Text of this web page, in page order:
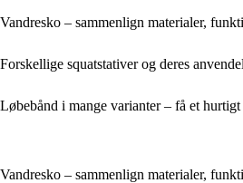
Vandresko – sammenlign materialer,
Forskellige squatstativer og deres
Løbebånd i mange varianter – få et
Vandresko – sammenlign materialer,